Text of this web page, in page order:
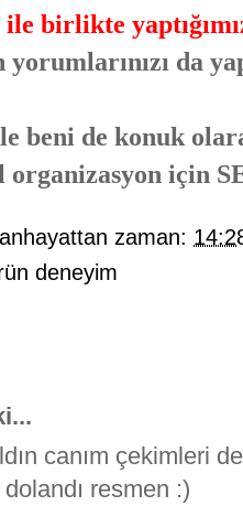
birlikte
da
beni de konuk
organizasyon için
zaman:
deneyim
canım çekimleri
resmen :)